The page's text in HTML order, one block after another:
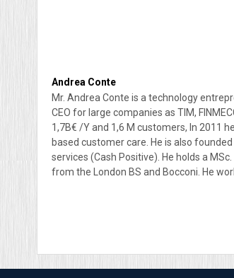
Andrea Conte
Mr. Andrea Conte is a technology
CEO for large companies as TIM,
1,7B€ /Y and 1,6 M customers, In 2011
based customer care. He is also
services (Cash Positive). He holds a
from the London BS and Bocconi. He